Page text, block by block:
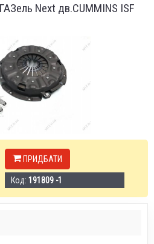
Next дв.CUMMINS ISF
ПРИДБАТИ
Код: 191809 -1